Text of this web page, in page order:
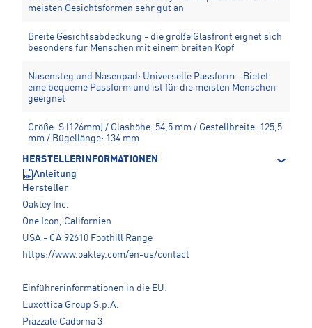
meisten Gesichtsformen sehr gut an
Breite Gesichtsabdeckung - die große Glasfront eignet sich
besonders für Menschen mit einem breiten Kopf
Nasensteg und Nasenpad: Universelle Passform - Bietet
eine bequeme Passform und ist für die meisten Menschen
geeignet
Größe: S (126mm) / Glashöhe: 54,5 mm / Gestellbreite: 125,5
mm / Bügellänge: 134 mm
HERSTELLERINFORMATIONEN
Anleitung
Hersteller
Oakley Inc.
One Icon, Californien
USA - CA 92610 Foothill Range
https://www.oakley.com/en-us/contact
Einführerinformationen in die EU:
Luxottica Group S.p.A.
Piazzale Cadorna 3